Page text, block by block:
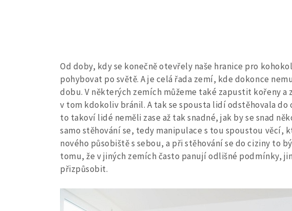
Od doby, kdy se konečně otevřely naše hranice pro
pohybovat po světě. A je celá řada zemí, kde dokonce
dobu. V některých zemích můžeme také zapustit kořeny a
v tom kdokoliv bránil. A tak se spousta lidí odstěhovala do
to takoví lidé neměli zase až tak snadné, jak by se snad
samo stěhování se, tedy manipulace s tou spoustou věcí,
nového působiště s sebou, a při stěhování se do ciziny to
tomu, že v jiných zemích často panují odlišné podmínky,
přizpůsobit.